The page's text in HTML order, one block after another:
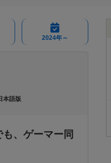
2024年～
本語版
、ゲーマー同